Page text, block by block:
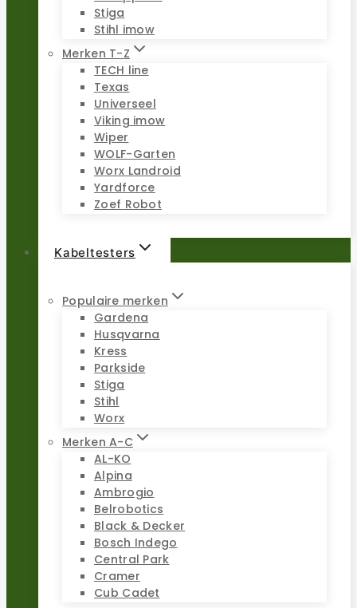
Stiga
Stihl imow
Merken T-Z
TECH line
Texas
Universeel
Viking imow
Wiper
WOLF-Garten
Worx Landroid
Yardforce
Zoef Robot
Kabeltesters
Populaire merken
Gardena
Husqvarna
Kress
Parkside
Stiga
Stihl
Worx
Merken A-C
AL-KO
Alpina
Ambrogio
Belrobotics
Black & Decker
Bosch Indego
Central Park
Cramer
Cub Cadet